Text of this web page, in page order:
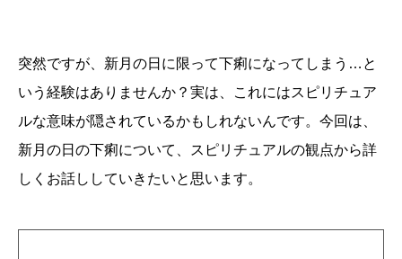
突然ですが、新月の日に限って下痢になってしまう…と
いう経験はありませんか？実は、これにはスピリチュア
ルな意味が隠されているかもしれないんです。今回は、
新月の日の下痢について、スピリチュアルの観点から詳
しくお話ししていきたいと思います。